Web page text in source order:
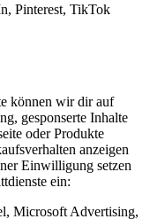
Pinterest, TikTok
können wir dir auf
gesponserte Inhalte
oder Produkte
anzeigen
Einwilligung setzen
ein:
Microsoft Advertising,